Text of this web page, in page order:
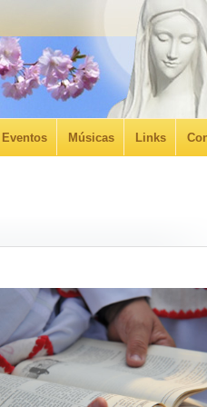
Eventos Músicas Links